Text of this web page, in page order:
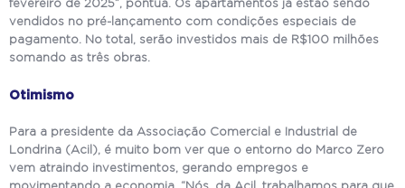
fevereiro de 2025”, pontua. Os apartamentos já estão sendo
vendidos no pré-lançamento com condições especiais de
pagamento. No total, serão investidos mais de R$100 milhões
somando as três obras.
Otimismo
Para a presidente da Associação Comercial e Industrial de
Londrina (Acil), é muito bom ver que o entorno do Marco Zero
vem atraindo investimentos, gerando empregos e